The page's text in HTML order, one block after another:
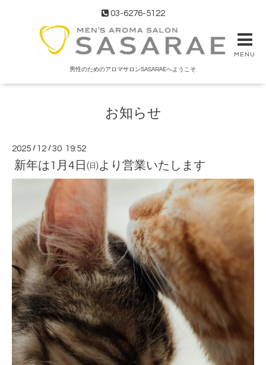
03-6276-5122
MENU
男性のためのアロマサロンSASARAEへようこそ
お知らせ
2025 / 12 /30 19:52
新年は1月4日㈰より営業いたします